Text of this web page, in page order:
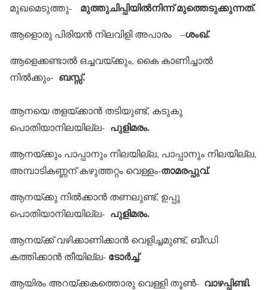
മുഖമെടുത്തു- മുത്തുചിപ്പിയില്‍നിന്ന് മുത്തെടുക്കുന്നത്.
ആളൊരു പിരിയന്‍ നിലവിളി അപാരം –ശംഖ്.
ആളെക്കണ്ടാല്‍ ഒച്ചവയ്ക്കും, കൈ കാണിച്ചാല്‍
നില്‍ക്കും- ബസ്സ്.
ആനയെ തളയ്ക്കാന്‍ തടിയുണ്ട്, കടുകു
പൊതിയാനിലയില്ല- പുളിമരം.
ആനയ്ക്കും പാപ്പാനും നിലയില്ല, പാപ്പാനും നിലയില്ല,
അമ്പാടികണ്ണന് കഴുത്തറ്റം വെള്ളം-താമരപ്പുവ്.
ആനയ്ക്കു നില്‍ക്കാന്‍ തണലുണ്ട്, ഉപ്പു
പൊതിയാനിലയില്ല- പുളിമരം.
ആനയ്ക്ക് വഴിക്കാണിക്കാന്‍ വെളിച്ചമുണ്ട്, ബീഡി
കത്തിക്കാന്‍ തീയില്ല- ടോര്‍ച്ച്.
ആയിരം അറയ്ക്കകത്തൊരു വെള്ളി തൂണ്‍- വാഴപ്പിണ്ടി.